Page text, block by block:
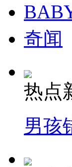
奇闻
热点
男孩